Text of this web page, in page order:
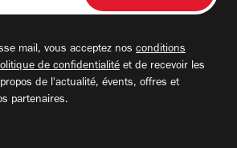
mail, vous acceptez nos conditions
de confidentialité et de recevoir les
de l'actualité, évents, offres et
partenaires.